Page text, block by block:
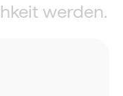
werden.